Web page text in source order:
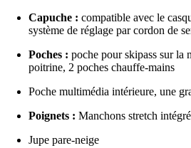
Capuche : compatible avec le
système de réglage par cordon de
Poches : poche pour skipass sur la
poitrine, 2 poches chauffe-mains
Poche multimédia intérieure, une
Poignets : Manchons stretch
Jupe pare-neige